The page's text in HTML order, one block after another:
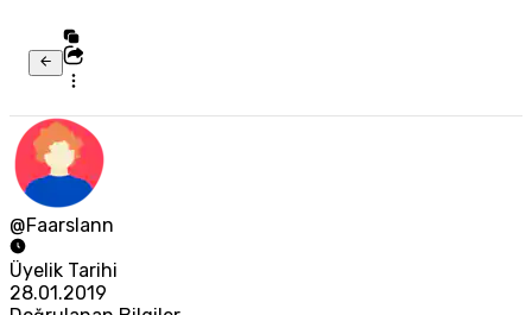
@Faarslann
Üyelik Tarihi
28.01.2019